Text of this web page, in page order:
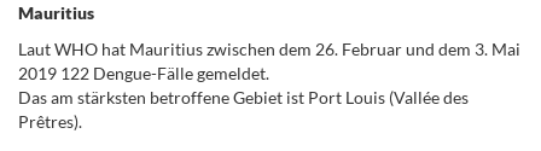
Mauritius
Laut WHO hat Mauritius zwischen dem 26. Februar und dem 3. Mai
2019 122 Dengue-Fälle gemeldet.
Das am stärksten betroffene Gebiet ist Port Louis (Vallée des
Prêtres).